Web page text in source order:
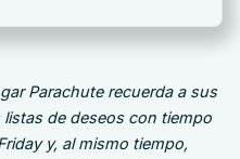
Parachute recuerda a sus
de deseos con tiempo
y, al mismo tiempo,